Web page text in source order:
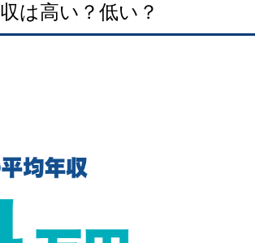
は高い？低い？